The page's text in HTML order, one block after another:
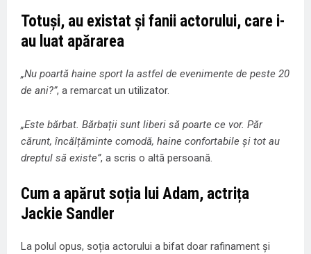
Totuși, au existat și fanii actorului, care i-
au luat apărarea
„Nu poartă haine sport la astfel de evenimente de peste 20
de ani?”, a remarcat un utilizator.
„Este bărbat. Bărbații sunt liberi să poarte ce vor. Păr
cărunt, încălțăminte comodă, haine confortabile și tot au
dreptul să existe”, a scris o altă persoană.
Cum a apărut soția lui Adam, actrița
Jackie Sandler
La polul opus, soția actorului a bifat doar rafinament și